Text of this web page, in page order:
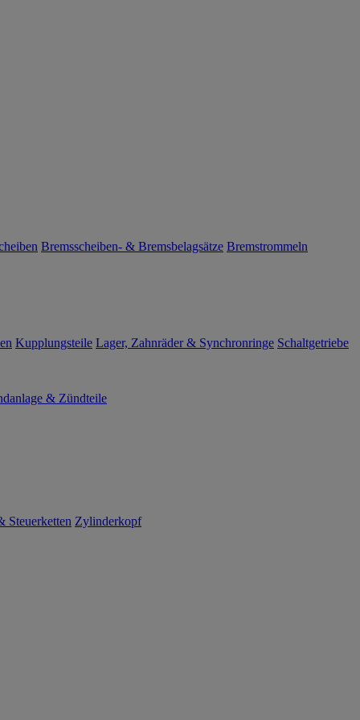
Bremsscheiben- & Bremsbelagsätze Bremstrommeln
Kupplungsteile Lager, Zahnräder & Synchronringe Schaltgetriebe
& Zündteile
Steuerketten Zylinderkopf